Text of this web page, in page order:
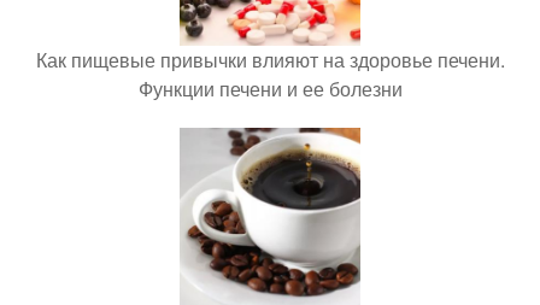
Как пищевые привычки влияют на здоровье печени.
Функции печени и ее болезни